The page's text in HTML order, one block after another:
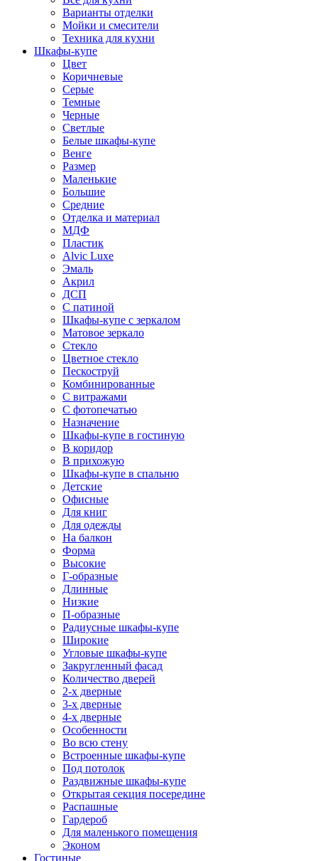
Варианты отделки
Мойки и смесители
Техника для кухни
Шкафы-купе
Цвет
Коричневые
Серые
Темные
Черные
Светлые
Белые шкафы-купе
Венге
Размер
Маленькие
Большие
Средние
Отделка и материал
МДФ
Пластик
Alvic Luxe
Эмаль
Акрил
ДСП
С патиной
Шкафы-купе с зеркалом
Матовое зеркало
Стекло
Цветное стекло
Пескоструй
Комбинированные
С витражами
С фотопечатью
Назначение
Шкафы-купе в гостиную
В коридор
В прихожую
Шкафы-купе в спальню
Детские
Офисные
Для книг
Для одежды
На балкон
Форма
Высокие
Г-образные
Длинные
Низкие
П-образные
Радиусные шкафы-купе
Широкие
Угловые шкафы-купе
Закругленный фасад
Количество дверей
2-х дверные
3-х дверные
4-х дверные
Особенности
Во всю стену
Встроенные шкафы-купе
Под потолок
Раздвижные шкафы-купе
Открытая секция посередине
Распашные
Гардероб
Для маленького помещения
Эконом
Гостиные